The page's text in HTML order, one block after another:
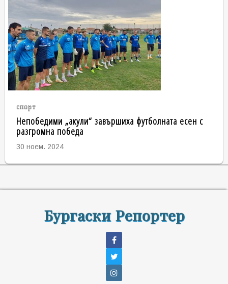
спорт
Непобедими „акули“ завършиха футболната есен с
разгромна победа
30 ноем. 2024
Бургаски Репортер